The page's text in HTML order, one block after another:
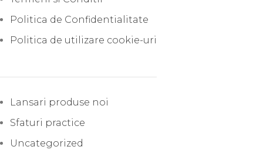
Politica de Confidentialitate
Politica de utilizare cookie-uri
Lansari produse noi
Sfaturi practice
Uncategorized